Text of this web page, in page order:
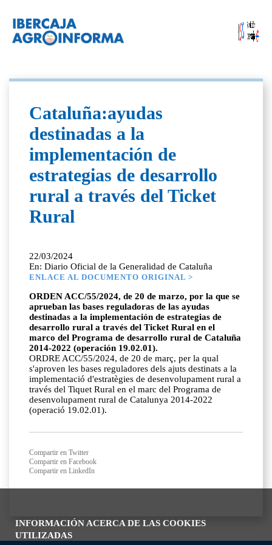
INFORMACIÓN ACERCA DE LAS COOKIES
UTILIZADAS
Cataluña:ayudas
destinadas a la
implementación de
estrategias de desarrollo
rural a través del Ticket
Rural
22/03/2024
En: Diario Oficial de la Generalidad de Cataluña
ENLACE AL DOCUMENTO ORIGINAL >
ORDEN ACC/55/2024, de 20 de marzo, por la que se
aprueban las bases reguladoras de las ayudas
destinadas a la implementación de estrategias de
desarrollo rural a través del Ticket Rural en el
marco del Programa de desarrollo rural de Cataluña
2014-2022 (operación 19.02.01).
ORDRE ACC/55/2024, de 20 de març, per la qual
s'aproven les bases reguladores dels ajuts destinats a la
implementació d'estratègies de desenvolupament rural a
través del Tiquet Rural en el marc del Programa de
desenvolupament rural de Catalunya 2014-2022
(operació 19.02.01).
Compartir en Twitter
Compartir en Facebook
Compartir en LinkedIn